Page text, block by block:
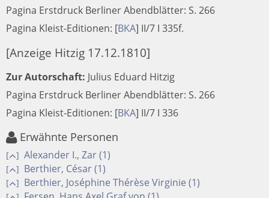
Pagina Erstdruck Berliner Abendblätter: S. 266
Pagina Kleist-Editionen: [BKA] II/7 I 335f.
[Anzeige Hitzig 17.12.1810]
Zur Autorschaft: Julius Eduard Hitzig
Pagina Erstdruck Berliner Abendblätter: S. 266
Pagina Kleist-Editionen: [BKA] II/7 I 336
Erwähnte Personen
[ ] Alexander I., Zar (1)
[ ] Berthier, César (1)
[ ] Berthier, Joséphine Thérèse Virginie (1)